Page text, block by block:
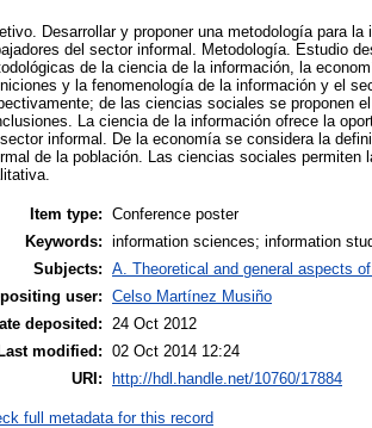
Desarrollar y proponer una metodología para
del sector informal. Metodología. Estudio
de la ciencia de la información, la
y la fenomenología de la información y el
de las ciencias sociales se proponen
La ciencia de la información ofrece la
informal. De la economía se considera la
de la población. Las ciencias sociales
Item type: Conference poster
Keywords: information sciences; information
Subjects: A. Theoretical and general aspects
user: Celso Martínez Musiño
deposited:
24 Oct 2012
Last modified: 02 Oct 2014 12:24
URI:
http://hdl.handle.net/10760/17884
full metadata for this record